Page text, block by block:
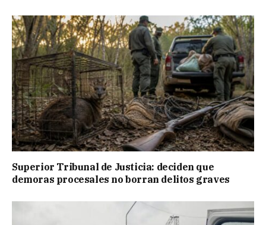
Superior Tribunal de Justicia: deciden que
demoras procesales no borran delitos graves